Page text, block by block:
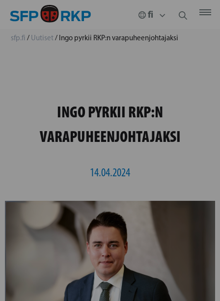
sfp.fi / Uutiset/ Ingo pyrkii RKP:n varapuheenjohtajaksi
INGO PYRKII RKP:N
VARAPUHEENJOHTAJAKSI
14.04.2024